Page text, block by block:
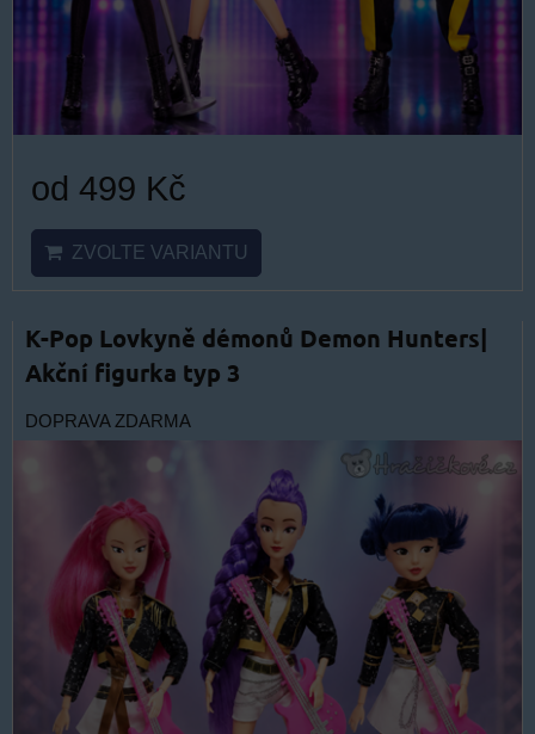
od 499 Kč
ZVOLTE VARIANTU
K-Pop Lovkyně démonů Demon Hunters|
Akční figurka typ 3
DOPRAVA ZDARMA